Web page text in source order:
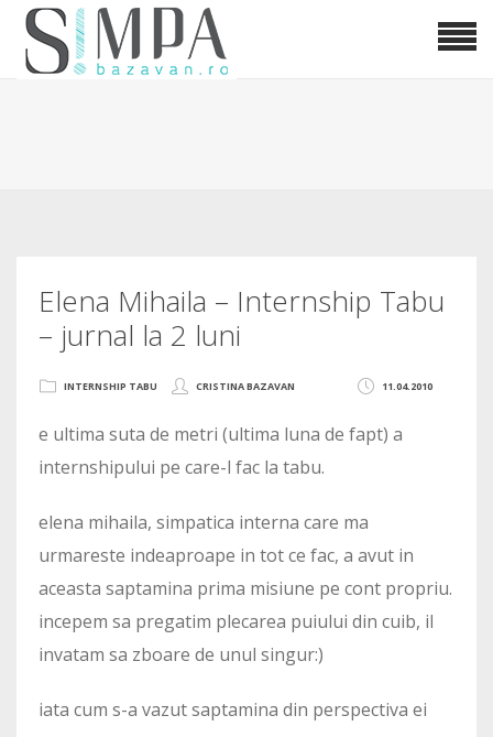
Elena Mihaila – Internship Tabu
– jurnal la 2 luni
11.04.2010
INTERNSHIP TABU CRISTINA BAZAVAN
e ultima suta de metri (ultima luna de fapt) a
internshipului pe care-l fac la tabu.
elena mihaila, simpatica interna care ma
urmareste indeaproape in tot ce fac, a avut in
aceasta saptamina prima misiune pe cont propriu.
incepem sa pregatim plecarea puiului din cuib, il
invatam sa zboare de unul singur:)
iata cum s-a vazut saptamina din perspectiva ei